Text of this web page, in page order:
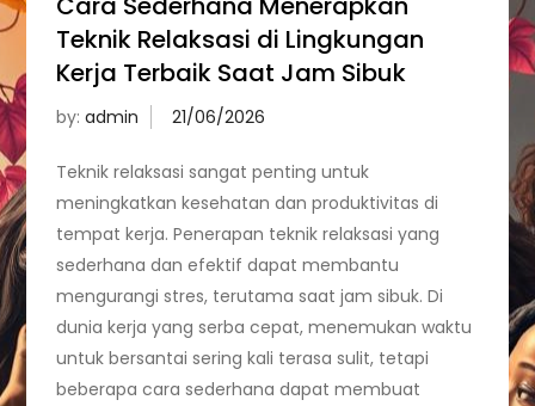
Teknik Relaksasi di Lingkungan
Kerja Terbaik Saat Jam Sibuk
by:admin
Teknik relaksasi sangat penting untuk
meningkatkan kesehatan dan produktivitas di
tempat kerja. Penerapan teknik relaksasi yang
sederhana dan efektif dapat membantu
mengurangi stres, terutama saat jam sibuk. Di
dunia kerja yang serba cepat, menemukan waktu
untuk bersantai sering kali terasa sulit, tetapi
beberapa cara sederhana dapat membuat